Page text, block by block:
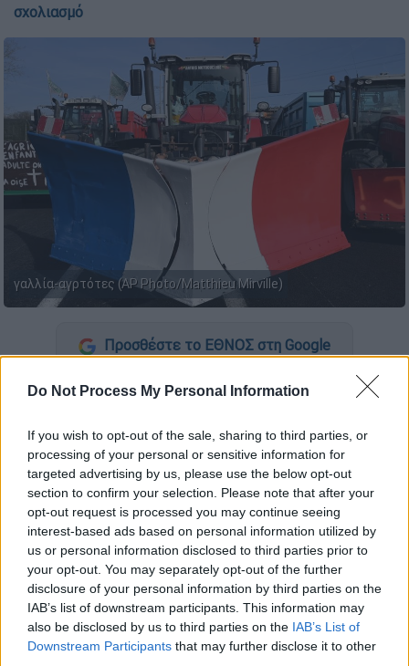
Do Not Process My Personal Information
If you wish to opt-out of the sale, sharing to third parties, or
processing of your personal or sensitive information for
targeted advertising by us, please use the below opt-out
section to confirm your selection. Please note that after your
opt-out request is processed you may continue seeing
interest-based ads based on personal information utilized by
us or personal information disclosed to third parties prior to
your opt-out. You may separately opt-out of the further
disclosure of your personal information by third parties on the
IAB’s list of downstream participants. This information may
also be disclosed by us to third parties on the IAB’s List of
Downstream Participants that may further disclose it to other
σχολιασμό
γαλλία-αγρτότες (AP Photo/Matthieu Mirville)
Προσθέστε το ΕΘΝΟΣ στη Google
Οι Γάλλοι αγρότες είναι ενδεχόμενο να
αλλά και αποκλεισμούς δρόμων μέσα στις
επόμενες εβδομάδες, ώστε να πιέσουν την
κυβέρνησηνα εκπληρώσει τις υποσχέσεις
βοήθειας προς τοναγροτικό τομέα,όπως
δήλωσε σήμερα οΑρνό Ρουσό, που ηγείται
της μεγαλύτερης αγροτικής ένωσηςFNSEA
ΔΙΑΒΑΣΤΕ ΕΠΙΣΗΣ
Κόσμος|03.03.2024 17:16